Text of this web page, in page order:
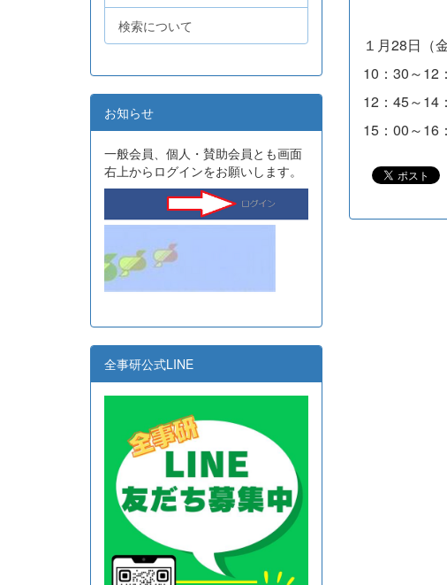
１月28日（金
10：30～12
12：45～14
15：00～16
検索について
お知らせ
一般会員、個人・賛助会員とも画面
右上からログインをお願いします。
全事研公式LINE